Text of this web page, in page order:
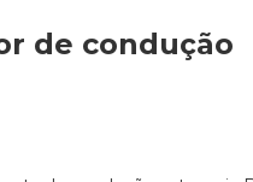
de condução